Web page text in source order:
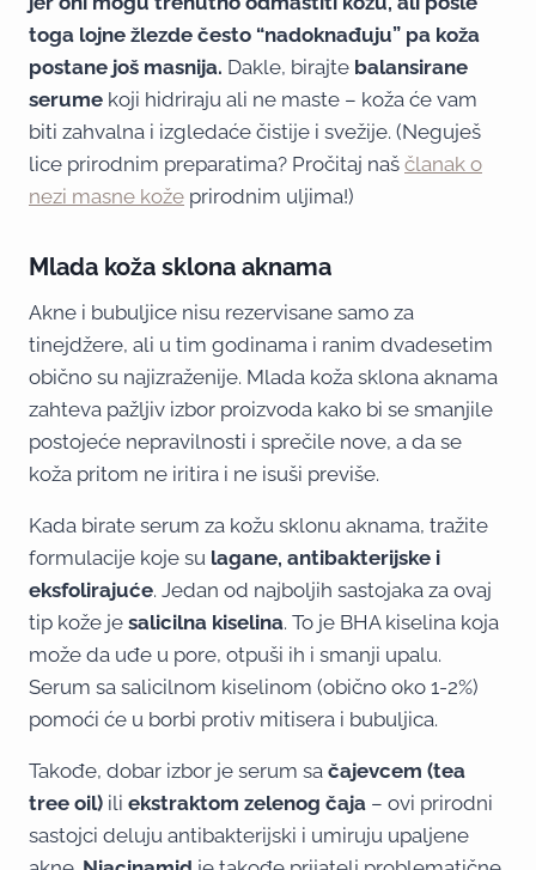
toga lojne žlezde često “nadoknađuju” pa koža
postane još masnija. Dakle, birajte balansirane
serume koji hidriraju ali ne maste – koža će vam
biti zahvalna i izgledaće čistije i svežije. (Neguješ
lice prirodnim preparatima? Pročitaj naš članak o
nezi masne kože prirodnim uljima!)
Mlada koža sklona aknama
Akne i bubuljice nisu rezervisane samo za
tinejdžere, ali u tim godinama i ranim dvadesetim
obično su najizraženije. Mlada koža sklona aknama
zahteva pažljiv izbor proizvoda kako bi se smanjile
postojeće nepravilnosti i sprečile nove, a da se
koža pritom ne iritira i ne isuši previše.
Kada birate serum za kožu sklonu aknama, tražite
formulacije koje su lagane, antibakterijske i
eksfolirajuće. Jedan od najboljih sastojaka za ovaj
tip kože je salicilna kiselina. To je BHA kiselina koja
može da uđe u pore, otpuši ih i smanji upalu.
Serum sa salicilnom kiselinom (obično oko 1-2%)
pomoći će u borbi protiv mitisera i bubuljica.
Takođe, dobar izbor je serum sa čajevcem (tea
tree oil) ili ekstraktom zelenog čaja – ovi prirodni
sastojci deluju antibakterijski i umiruju upaljene